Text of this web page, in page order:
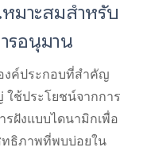
มาะสมสำหรับ
รอนุมาน
งค์ประกอบที่สำคัญ
ช้ประโยชน์จากการ
รฝังแบบไดนามิกเพื่อ
ธิภาพที่พบบ่อยใน